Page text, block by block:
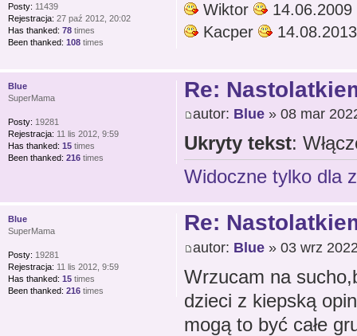
Wiktor
14.06.2009
Kacper
14.08.2013
Posty: 11439
Rejestracja: 27 paź 2012, 20:02
Has thanked: 78 times
Been thanked: 108 times
Re:
autor: Blue» 08 mar
Ukryty tekst:
Widoczne tylko dla
Blue
SuperMama
Posty: 19281
Rejestracja: 11 lis 2012, 9:59
Has thanked: 15 times
Been thanked: 216 times
Re:
autor: Blue» 03 wrz
Wrzucam na
dzieci z kiepską
mogą to być całe
Blue
SuperMama
Posty: 19281
Rejestracja: 11 lis 2012, 9:59
Has thanked: 15 times
Been thanked: 216 times